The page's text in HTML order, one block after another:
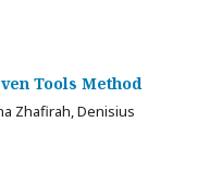
Tools Method
Zhafirah, Denisius